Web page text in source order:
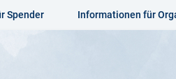
Spender Informationen für